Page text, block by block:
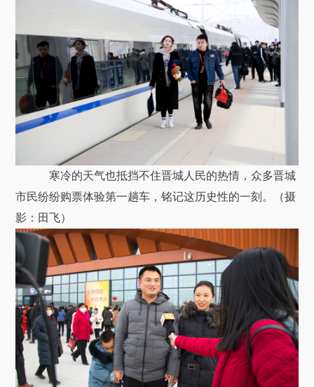
寒冷的天气也抵挡不住晋城人民的热情，众多晋城
市民纷纷购票体验第一趟车，铭记这历史性的一刻。（摄
影：田飞）